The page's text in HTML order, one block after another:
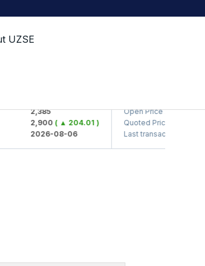
UZSE
2,385
2,900( ▲ 204.01 )
2026-08-06
Open Price :
Quoted Price :
Last transaction :